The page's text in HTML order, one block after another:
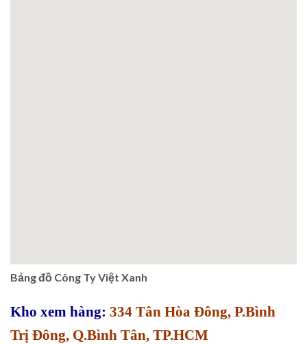
Bảng đồ Công Ty Việt Xanh
Kho xem hàng: 334 Tân Hòa Đông, P.Bình
Trị Đông, Q.Bình Tân, TP.HCM